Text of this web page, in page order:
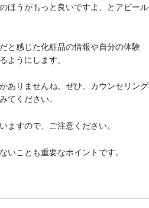
ほうがもっと良いですよ、とアピール
と感じた化粧品の情報や自分の体験
うにします。
ありませんね。ぜひ、カウンセリング
てください。
すので、ご注意ください。
ことも重要なポイントです。